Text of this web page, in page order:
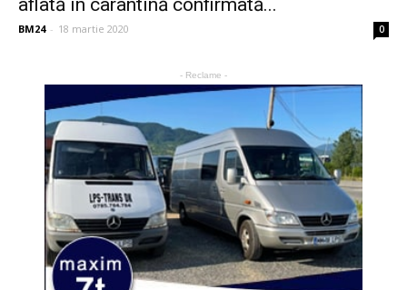
aflată în carantină confirmată...
BM24 - 18 martie 2020 0
- Reclame -